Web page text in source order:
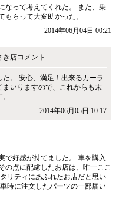
なって考えてくれた。 また、乗
もらって大変助かった。
2014年06月04日 00:21
店コメント
。 安心、満足！出来るカーラ
いりますので、これからも末
2014年06月05日 10:17
で好感が持てました。 車を購入
の点に配慮したお店は、唯一ここ
リティにあふれたお店だと思い
時に注文したパーツの一部届い